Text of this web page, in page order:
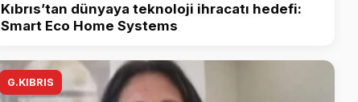
Kıbrıs’tan dünyaya teknoloji ihracatı hedefi:
Smart Eco Home Systems
G.KIBRIS